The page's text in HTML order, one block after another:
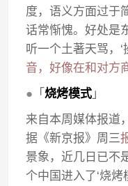
度，语义方面过于
话常惭愧。好处是
听一个土著天骂，‘
音，好像在和对方
● 「烧烤模式 」
来自本周媒体报道
据《新京报》周三
景象，近几日已不
个中国进入了‘烧烤